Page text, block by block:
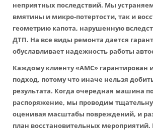
неприятных последствий. Мы
вмятины и микро-потертости, так и
геометрию капота, нарушенную
ДТП. На все виды ремонта дается
обуславливает надежность работы
Каждому клиенту «АМС» гарантирован
подход, потому что иначе нельзя
результата. Когда очередная машина
распоряжение, мы проводим
оценивая масштабы повреждений, и
план восстановительных мероприятий.